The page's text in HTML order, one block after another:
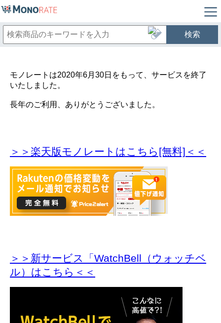
検索
モノレートは2020年6月30日をもって、サービスを終了
いたしました。
長年のご利用、ありがとうございました。
＞＞楽天版モノレートはこちら[無料]＜＜
＞＞新サービス「WatchBell（ウォッチベ
ル）はこちら＜＜